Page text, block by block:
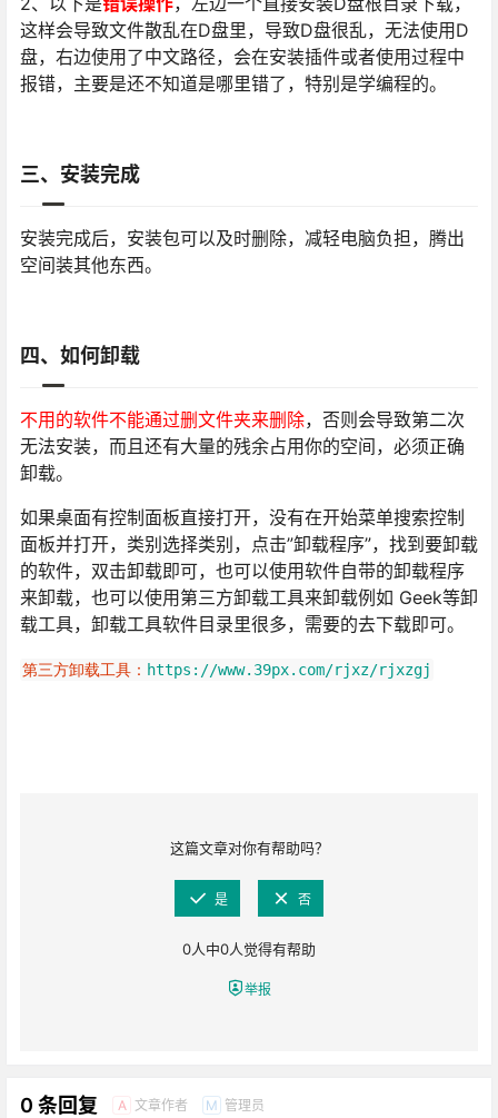
这样会导致文件散乱在D盘里，导致D盘很乱，无法使用D
盘，右边使用了中文路径，会在安装插件或者使用过程中
报错，主要是还不知道是哪里错了，特别是学编程的。
三、安装完成
安装完成后，安装包可以及时删除，减轻电脑负担，腾出
空间装其他东西。
四、如何卸载
不用的软件不能通过删文件夹来删除，否则会导致第二次
无法安装，而且还有大量的残余占用你的空间，必须正确
卸载。
如果桌面有控制面板直接打开，没有在开始菜单搜索控制
面板并打开，类别选择类别，点击”卸载程序”，找到要卸载
的软件，双击卸载即可，也可以使用软件自带的卸载程序
来卸载，也可以使用第三方卸载工具来卸载例如 Geek等卸
载工具，卸载工具软件目录里很多，需要的去下载即可。
第三方卸载工具： https://www.39px.com/rjxz/rjxzgj
这篇文章对你有帮助吗？
是 否
0人中0人觉得有帮助
举报
0 条回复 A 文章作者 M 管理员